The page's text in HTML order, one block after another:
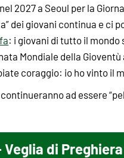
2027 a Seoul per la
dei giovani continua e ci
: i giovani di tutto il mondo
Mondiale della Gioventù
coraggio: io ho vinto il
ad essere
di Preghiera